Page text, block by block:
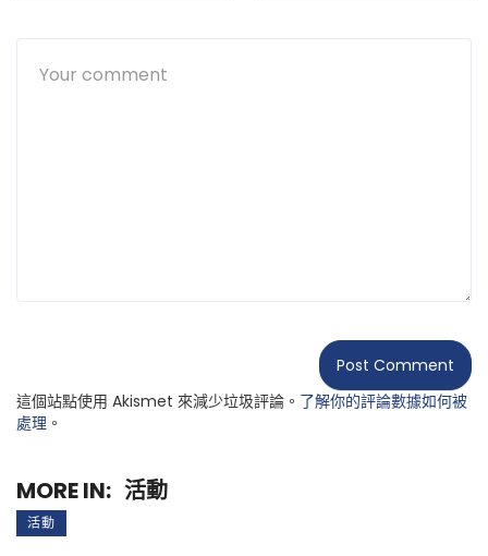
這個站點使用 Akismet 來減少垃圾評論。 了解你的評論數據如何被
處理 。
MORE IN: 活動
活動